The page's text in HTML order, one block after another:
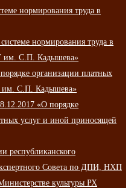
нормирования труда в
нормирования труда в
С.П. Кадышева»
организации платных
С.П. Кадышева»
«О порядке
услуг и иной приносящей
республиканского
Совета по ДПИ, НХП
культуры РХ